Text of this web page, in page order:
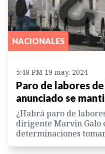
NACIONALES
5:48 PM 19 may. 2024
Paro de labores
anunciado se
¿Habrá paro de
dirigente Marvin Galo
determinaciones